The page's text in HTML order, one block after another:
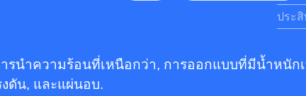
ประ
รนำความร้อนที่เหนือกว่า, การออกแบบที่มีน้ำหนัก
ดัน, และแผ่นอบ.